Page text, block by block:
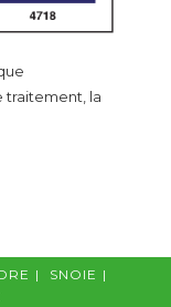
traitement, la
SNOIE